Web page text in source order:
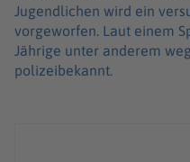
Jugendlichen wird ein
vorgeworfen. Laut einem
Jährige unter anderem
polizeibekannt.